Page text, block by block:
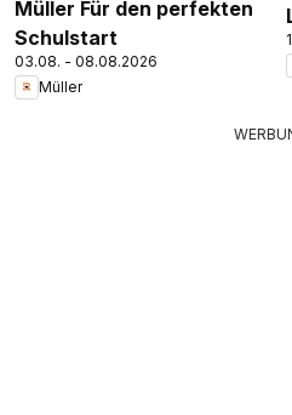
Müller Für den perfekten
Schulstart
03.08. - 08.08.2026
Müller